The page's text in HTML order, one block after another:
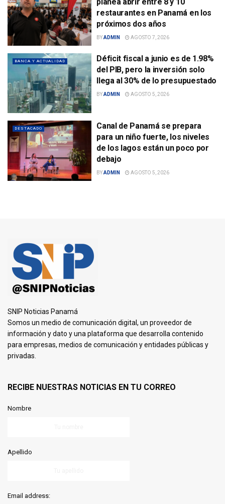
restaurantes en Panamá en los
próximos dos años
BYADMIN AGOSTO 7, 2026
BANCA Y ACTUALIDAD
Déficit fiscal a junio es de 1.98%
del PIB, pero la inversión solo
llega al 30% de lo presupuestado
BYADMIN AGOSTO 5, 2026
DESTACADO
Canal de Panamá se prepara
para un niño fuerte, los niveles
de los lagos están un poco por
debajo
BYADMIN AGOSTO 5, 2026
SNIP Noticias Panamá
Somos un medio de comunicación digital, un proveedor de
información y dato y una plataforma que desarrolla contenido
para empresas, medios de comunicación y entidades públicas y
privadas.
RECIBE NUESTRAS NOTICIAS EN TU CORREO
Nombre
Apellido
Email address: